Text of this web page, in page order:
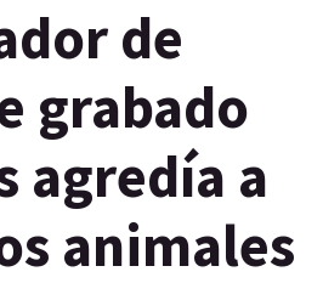
de
grabado
agredía a
animales